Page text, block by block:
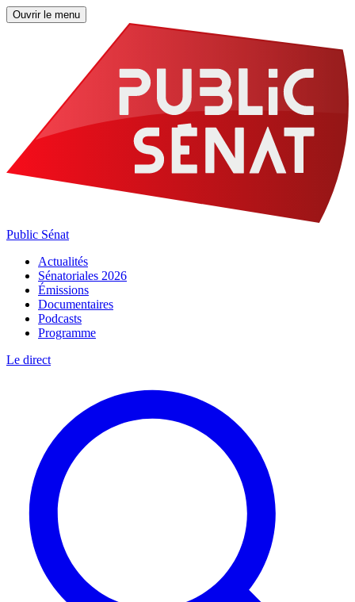
Ouvrir le menu
Public Sénat
Actualités
Sénatoriales 2026
Émissions
Documentaires
Podcasts
Programme
Le direct